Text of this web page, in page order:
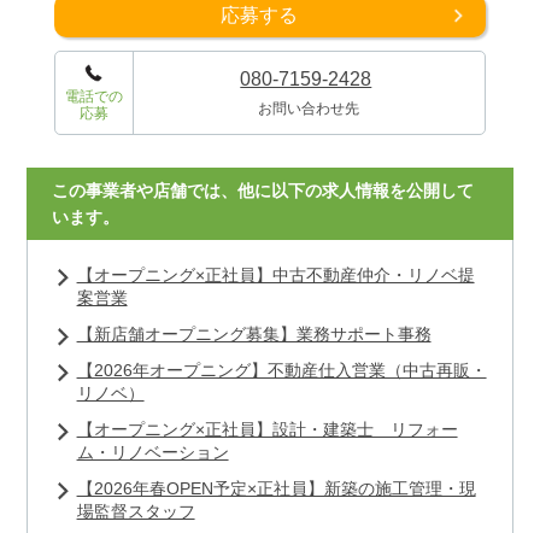
応募する
電話での
応募
080-7159-2428
お問い合わせ先
この事業者や店舗では、他に以下の求人情報を公開して
います。
【オープニング×正社員】中古不動産仲介・リノベ提
案営業
【新店舗オープニング募集】業務サポート事務
【2026年オープニング】不動産仕入営業（中古再販・
リノベ）
【オープニング×正社員】設計・建築士 リフォー
ム・リノベーション
【2026年春OPEN予定×正社員】新築の施工管理・現
場監督スタッフ